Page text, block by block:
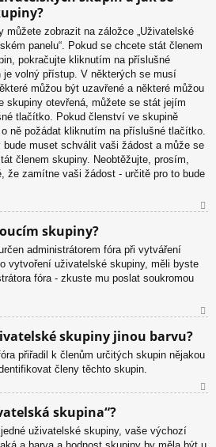
můžete zobrazit na záložce „Uživatelské
panelu“. Pokud se chcete stát členem
pokračujte kliknutím na příslušné
volný přístup. V některých se musí
můžou být uzavřené a některé můžou
skupiny otevřená, můžete se stát jejím
tlačítko. Pokud členství ve skupině
ně požádat kliknutím na příslušné tlačítko.
muset schválit vaši žádost a může se
členem skupiny. Neobtěžujte, prosím,
že zamítne vaši žádost - určitě pro to bude
u
skupiny?
administrátorem fóra při vytváření
vytvoření uživatelské skupiny, měli byste
fóra - zkuste mu poslat soukromou
or
skupiny jinou barvu?
přiřadil k členům určitých skupin nějakou
členy těchto skupin.
skupina“?
uživatelské skupiny, vaše výchozí